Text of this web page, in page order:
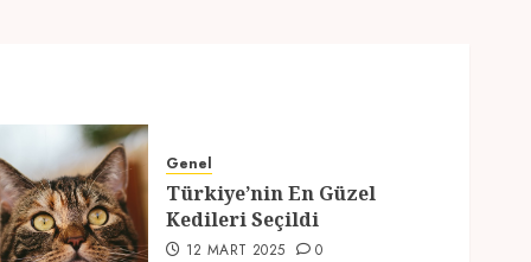
5
Hazırlıklar
28 ŞUBAT 2025
Genel
Türkiye’nin En Güzel
Kedileri Seçildi
12 MART 2025 0